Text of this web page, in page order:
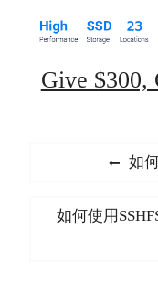
Give $300,
如
Next
如何使用